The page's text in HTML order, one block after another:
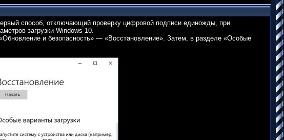
способ, отключающий проверку цифровой подписи единожды, при
загрузки Windows 10.
и безопасность» — «Восстановление». Затем, в разделе «Особые